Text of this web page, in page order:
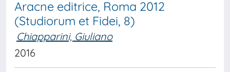
Aracne editrice, Roma 2012
(Studiorum et Fidei, 8)
Chiapparini, Giuliano
2016